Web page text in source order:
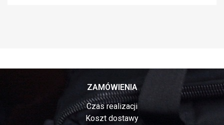
ZAMÓWIENIA
Czas realizacji
Koszt dostawy